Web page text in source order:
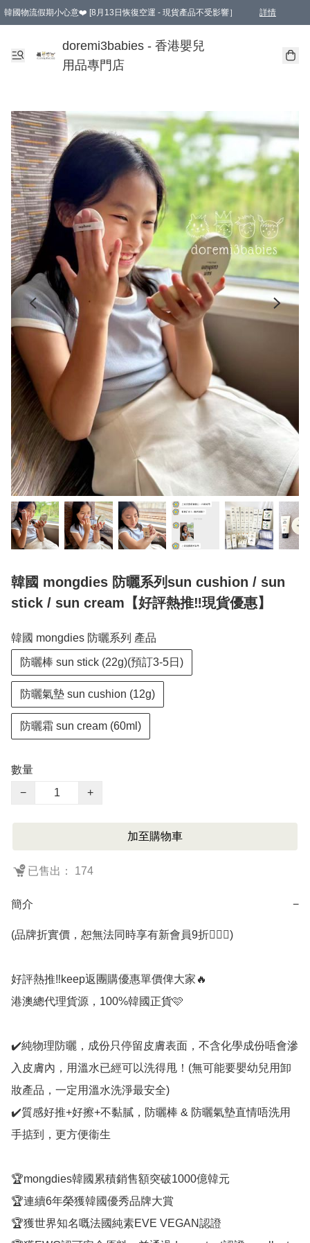
韓國物流假期小心意❤️ [8月13日恢復空運 - 現貨產品不受影響］ 詳情
新會員首張訂單滿$600即享9折優惠！(部份超優惠產品 & 品牌指定價除外)
doremi3babies - 香港嬰兒
用品專門店
韓國 mongdies 防曬系列sun cushion / sun
stick / sun cream【好評熱推‼️現貨優惠】
韓國 mongdies 防曬系列 產品
防曬棒 sun stick (22g)(預訂3-5日)
防曬氣墊 sun cushion (12g)
防曬霜 sun cream (60ml)
數量
−
+
加至購物車
已售出： 174
簡介 −
(品牌折實價，恕無法同時享有新會員9折🙇🏻‍♂️)
好評熱推‼️keep返團購優惠單價俾大家🔥
港澳總代理貨源，100%韓國正貨🩷
✔️純物理防曬，成份只停留皮膚表面，不含化學成份唔會滲
入皮膚內，用溫水已經可以洗得甩！(無可能要嬰幼兒用卸
妝產品，一定用溫水洗淨最安全)
✔️質感好推+好擦+不黏膩，防曬棒 & 防曬氣墊直情唔洗用
手掂到，更方便衞生
🏆mongdies韓國累積銷售額突破1000億韓元
🏆連續6年榮獲韓國優秀品牌大賞
🏆獲世界知名嘅法國純素EVE VEGAN認證